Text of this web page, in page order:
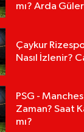
mı? Arda
Çaykur
Nasıl İzlenir?
PSG -
Zaman? Saat
mı?